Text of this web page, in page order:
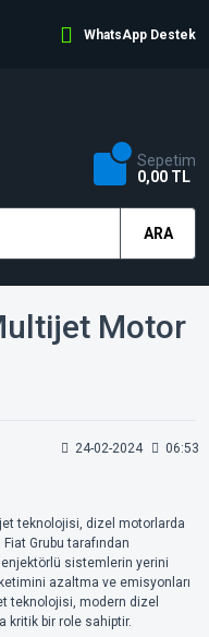
WhatsApp Destek
ARA
Sepetim
0,00 TL
Motor
24-02-2024 06:53
teknolojisi, dizel motorlarda
Grubu tarafından
sistemlerin yerini
azaltma ve emisyonları
teknolojisi, modern dizel
kritik bir role sahiptir.